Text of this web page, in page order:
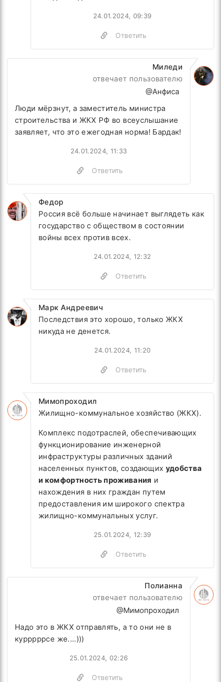
24.01.2024, 09:39
Ответить
Миледи
отвечает пользователю
@Анфиса
Люди мёрзнут, а заместитель министра
строительства и ЖКХ РФ во всеуслышание
заявляет, что это ежегодная норма! Бардак!
Ответить
24.01.2024, 11:33
Федор
Россия всё больше начинает выглядеть как
государство с обществом в состоянии
войны всех против всех.
24.01.2024, 12:32
Ответить
Марк Андреевич
Последствия это хорошо, только ЖКХ
никуда не денется.
24.01.2024, 11:20
Ответить
Мимопроходил
Жилищно-коммунальное хозяйство (ЖКХ).
Комплекс подотраслей, обеспечивающих
функционирование инженерной
инфраструктуры различных зданий
населенных пунктов, создающих удобства
и комфортность проживания и
нахождения в них граждан путем
предоставления им широкого спектра
жилищно-коммунальных услуг.
25.01.2024, 12:39
Ответить
Полианна
отвечает пользователю
@Мимопроходил
Надо это в ЖКХ отправлять, а то они не в
курррррсе же....)))
Ответить
25.01.2024, 02:26